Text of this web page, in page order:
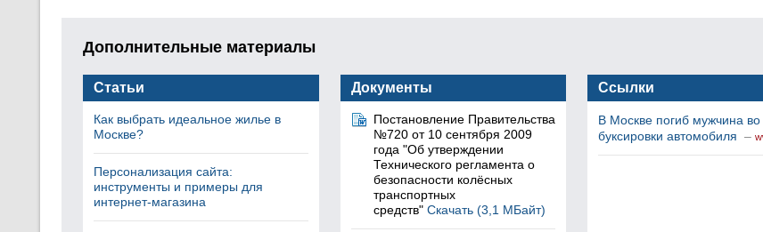
Дополнительные материалы
Статьи
Как выбрать идеальное жилье в
Москве?
Персонализация сайта:
инструменты и примеры для
интернет-магазина
Документы
Постановление Правительства
№720 от 10 сентября 2009
года "Об утверждении
Технического регламента о
безопасности колёсных
транспортных
средств" Скачать (3,1 МБайт)
Ссылки
В Москве погиб мужчина
буксировки автомобиля –